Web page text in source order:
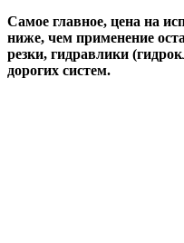
Самое главное, цена на
ниже, чем применение
резки, гидравлики
дорогих систем.